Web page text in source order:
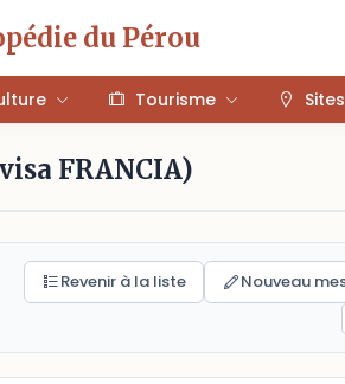
du Pérou
Tourisme Sites
FRANCIA)
Revenir à la liste Nouveau